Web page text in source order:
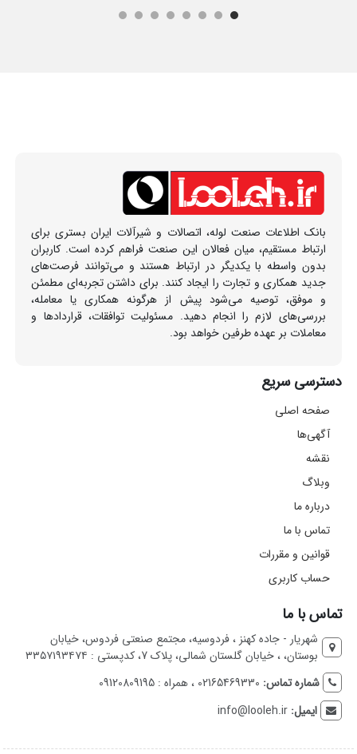
بانک اطلاعات صنعت لوله، اتصالات و شیرآلات ایران بستری برای
ارتباط مستقیم، میان فعالان این صنعت فراهم کرده است. کاربران
بدون واسطه با یکدیگر در ارتباط هستند و می‌توانند فرصت‌های
جدید همکاری و تجارت را ایجاد کنند. برای داشتن تجربه‌ای مطمئن
و موفق، توصیه می‌شود پیش از هرگونه همکاری یا معامله،
بررسی‌های لازم را انجام دهید. مسئولیت توافقات، قراردادها و
معاملات بر عهده طرفین خواهد بود.
دسترسی سریع
صفحه اصلی
آگهی‌ها
نقشه
وبلاگ
درباره ما
تماس با ما
قوانین و مقررات
حساب کاربری
تماس با ما
شهریار - جاده کهنز ، فردوسیه، مجتمع صنعتی فردوس، خیابان
بوستان، ، خیابان گلستان شمالی، پلاک 7، کدپستی : ۳۳۵۷۱۹۳۴۷۴
شماره تماس: 02165469330 ، همراه : 09120809195
ایمیل:info@looleh.ir